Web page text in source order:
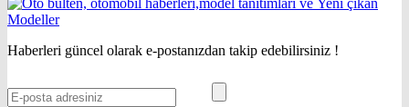
Haberleri güncel olarak e-postanızdan takip edebilirsiniz !